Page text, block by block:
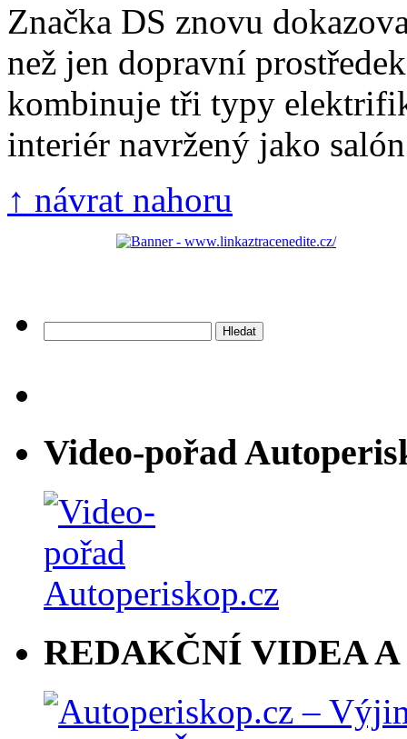
Značka DS znovu
než jen dopravní
kombinuje tři typy
interiér navržený jako
↑ návrat nahoru
Video-pořad
REDAKČNÍ VIDEA A